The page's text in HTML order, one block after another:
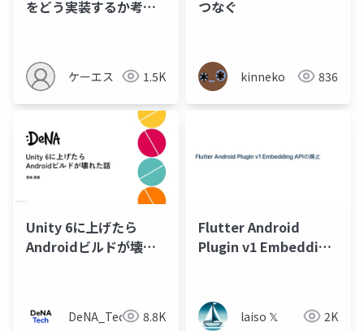
をどう実装するか考え
ケーエス 1.5K
つなぐ
kinneko 836
Unity 6に上げたら
Androidビルドが壊れ
DeNA_Tech 8.8K
Flutter Android
Plugin v1 Embedding
laiso 𝕏 2K